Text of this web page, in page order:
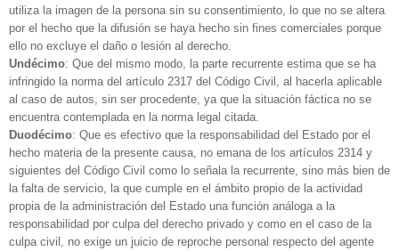
utiliza la imagen de la persona sin su consentimiento, lo que no se altera
por el hecho que la difusión se haya hecho sin fines comerciales porque
ello no excluye el daño o lesión al derecho.
Undécimo: Que del mismo modo, la parte recurrente estima que se ha
infringido la norma del artículo 2317 del Código Civil, al hacerla aplicable
al caso de autos, sin ser procedente, ya que la situación fáctica no se
encuentra contemplada en la norma legal citada.
Duodécimo: Que es efectivo que la responsabilidad del Estado por el
hecho materia de la presente causa, no emana de los artículos 2314 y
siguientes del Código Civil como lo señala la recurrente, sino más bien de
la falta de servicio, la que cumple en el ámbito propio de la actividad
propia de la administración del Estado una función análoga a la
responsabilidad por culpa del derecho privado y como en el caso de la
culpa civil, no exige un juicio de reproche personal respecto del agente